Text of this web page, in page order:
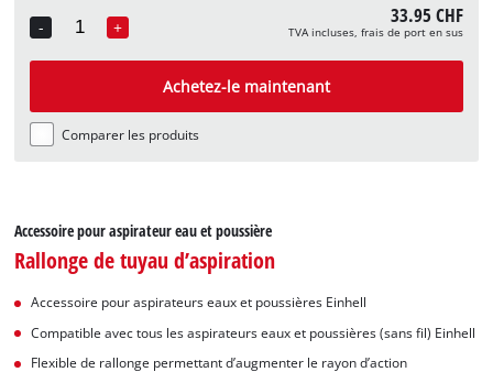
-
Quantity
+ 33.95 CHF
TVA incluses, frais de port en sus
Achetez-le maintenant
Comparer les produits
Accessoire pour aspirateur eau et poussière
Rallonge de tuyau d’aspiration
Accessoire pour aspirateurs eaux et poussières Einhell
Compatible avec tous les aspirateurs eaux et poussières (sans fil) Einhell
Flexible de rallonge permettant d’augmenter le rayon d’action